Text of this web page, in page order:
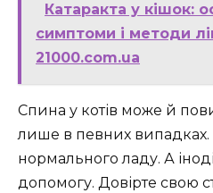
Катаракта у кішок:
симптоми і методи
21000.com.ua
Спина у котів може й
лише в певних випадках.
нормального ладу. А
допомогу. Довірте свою